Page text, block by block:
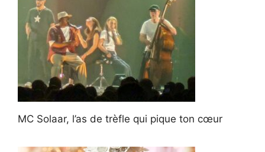
MC Solaar, l’as de trèfle qui pique ton cœur